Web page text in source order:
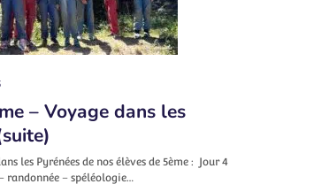
– Voyage dans les
les Pyrénées de nos élèves de 5ème : Jour 4
randonnée – spéléologie…